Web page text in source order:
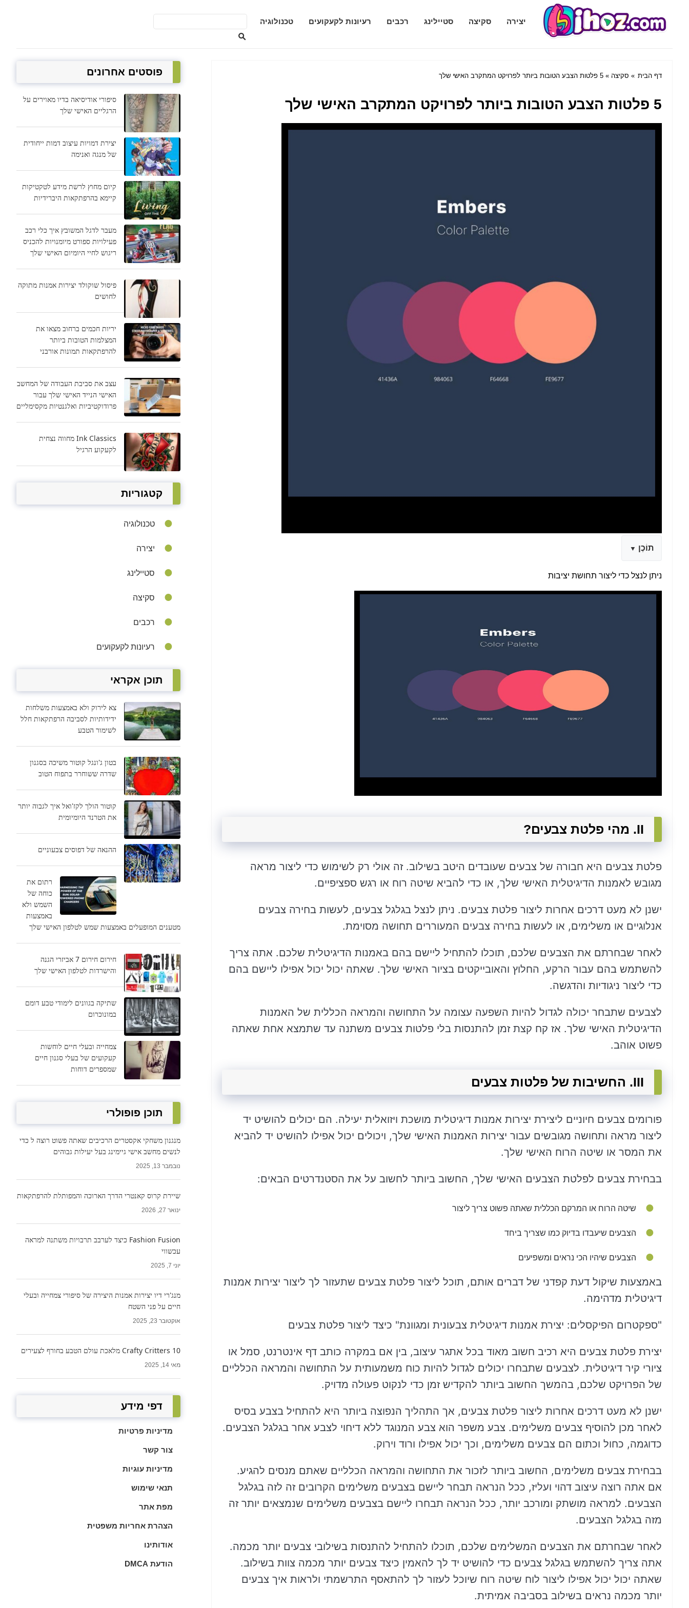
Bihoz.com יצירה סקיצה סטיילינג רכבים רעיונות לקעקועים טכנולוגיה
דף הבית » סקיצה » 5 פלטות הצבע הטובות ביותר לפרויקט המתקרב האישי שלך
5 פלטות הצבע הטובות ביותר לפרויקט המתקרב האישי שלך
תוֹכֶן
ניתן לנצל כדי ליצור תחושת יציבות
II. מהי פלטת צבעים?
פלטת צבעים היא חבורה של צבעים שעובדים היטב בשילוב. זה אולי רק לשימוש כדי ליצור מראה
מגובש לאמנות הדיגיטלית האישי שלך, או כדי להביא שיטה רוח או רגש ספציפיים.
ישנן לא מעט דרכים אחרות ליצור פלטת צבעים. ניתן לנצל בגלגל צבעים, לעשות בחירה צבעים
אנלוגיים או משלימים, או לעשות בחירה צבעים המעוררים תחושה מסוימת.
לאחר שבחרתם את הצבעים שלכם, תוכלו להתחיל ליישם בהם באמנות הדיגיטלית שלכם. אתה צריך
להשתמש בהם עבור הרקע, החלוץ והאובייקטים בציור האישי שלך. שאתה יכול יכול אפילו ליישם בהם
כדי ליצור ניגודיות והדגשה.
לצבעים שתבחר יכולה לגדול להיות השפעה עצומה על התחושה והמראה הכללית של האמנות
הדיגיטלית האישי שלך. אז קח קצת זמן להתנסות בלי פלטות צבעים משתנה עד שתמצא אחת שאתה
פשוט אוהב.
III. החשיבות של פלטות צבעים
פורומים צבעים חיוניים ליצירת יצירות אמנות דיגיטלית מושכת ויזואלית יעילה. הם יכולים להושיט יד
ליצור מראה ותחושה מגובשים עבור יצירות האמנות האישי שלך, ויכולים יכול אפילו להושיט יד להביא
את המסר או שיטה הרוח האישי שלך.
בבחירת צבעים לפלטת הצבעים האישי שלך, החשוב ביותר לחשוב על את הסטנדרטים הבאים:
שיטה הרוח או המרקם הכללית שאתה פשוט צריך ליצור
הצבעים שיעבדו בדיוק כמו שצריך ביחד
הצבעים שיהיו הכי נראים ומשפיעים
באמצעות שיקול דעת קפדני של דברים אותם, תוכל ליצור פלטת צבעים שתעזור לך ליצור יצירות אמנות
דיגיטלית מדהימה.
"ספקטרום הפיקסלים: יצירת אמנות דיגיטלית צבעונית ומגוונת" כיצד ליצור פלטת צבעים
יצירת פלטת צבעים היא רכיב חשוב מאוד בכל אתגר עיצוב, בין אם במקרה כותב דף אינטרנט, סמל או
ציורי קיר דיגיטלית. לצבעים שתבחרו יכולים לגדול להיות כוח משמעותית על התחושה והמראה הכלליים
של הפרויקט שלכם, בהמשך החשוב ביותר להקדיש זמן כדי לנקוט פעולה מדויק.
ישנן לא מעט דרכים אחרות ליצור פלטת צבעים, אך התהליך הנפוצה ביותר היא להתחיל בצבע בסיס
לאחר מכן להוסיף צבעים משלימים. צבע משפר הוא צבע המנוגד ללא דיחוי לצבע אחר בגלגל הצבעים.
כדוגמה, כחול וכתום הם צבעים משלימים, וכך יכול אפילו ורוד וירוק.
בבחירת צבעים משלימים, החשוב ביותר לזכור את התחושה והמראה הכלליים שאתם מנסים להגיע.
אם אתה רוצה עיצוב דהוי ועליז, ככל הנראה תבחר ליישם בצבעים משלימים הקרובים זה לזה בגלגל
הצבעים. למראה מושתק ומורכב יותר, ככל הנראה תבחרו ליישם בצבעים משלימים שנמצאים יותר זה
מזה בגלגל הצבעים.
לאחר שבחרתם את הצבעים המשלימים שלכם, תוכלו להתחיל להתנסות בשילובי צבעים יותר מכמה.
אתה צריך להשתמש בגלגל צבעים כדי להושיט יד לך להאמין כיצד צבעים יותר מכמה צוות בשילוב.
שאתה יכול יכול אפילו ליצור לוח שיטה רוח שיוכל לעזור לך להתאסף התרשמתי ולראות איך צבעים
יותר מכמה נראים בשילוב בסביבה אמיתית.
פוסטים אחרונים
סיפורי אודיסיאה בדיו מאוירים על
הרגליים האישי שלך
יצירת דמויות עיצוב דמות ייחודית
של מנגה ואנימה
קיום מחוץ לרשת מידע לטקטיקות
קיימא בהרפתקאות היברידיות
מעבר לדגל המשובץ איך כלי רכב
פעילויות ספורט מיומנויות להכניס
ריגוש לחיי היומיום האישי שלך
פיסול שוקולד יצירות אמנות מתוקה
לחושים
יריות חכמים ברחוב מצאו את
המצלמות הטובות ביותר
להרפתקאות תמונות אורבני
עצב את סביבת העבודה של המחשב
האישי הנייד האישי שלך עבור
פרודוקטיביות ואלגנטיות מקסימליים
Ink Classics מחווה נצחית
לקעקוע הרגיל
קטגוריות
טכנולוגיה
יצירה
סטיילינג
סקיצה
רכבים
רעיונות לקעקועים
תוכן אקראי
צא לירוק ולא באמצעות משלחות
ידידותיות לסביבה הרפתקאות חלל
לשימור הטבע
בטון ג'ונגל קוטור משיכה בסגנון
שדרה ששוחרר בתפוח הטוב
קוטור הולך לקז'ואל איך לגבוה יותר
את הטרנד היומיומית
ההנאה של דפוסים צבעוניים
רתום את
כוחה של
השמש ולא
באמצעות
מטענים המופעלים באמצעות שמש לטלפון האישי שלך
חירום חירום 7 אביזרי הגנה
והישרדות לטלפון האישי שלך
שתיקה בגוונים לימודי טבע דומם
במונוכרום
צמחייה ובעלי חיים לוחשות
קעקועים של בעלי סגנון חיים
שמספרים דוחות
תוכן פופולרי
מנגנון משחקי אקסטרים הרכיבים שאתה פשוט רוצה ל כדי
לנשים מחשב אישי גיימינג בעל יעילות גבוהים
נובמבר 13, 2025
שיירת קרוס קאנטרי הדרך הארוכה והמפותלת להרפתקאות
ינואר 27, 2026
Fashion Fusion כיצד לערבב תרבויות משתנה למראה
עכשווי
יוני 7, 2025
מנג'רי דיו יצירות אמנות היצירה של סיפורי צמחייה ובעלי
חיים על פני השטח
אוקטובר 23, 2025
Crafty Critters 10 מלאכת עולם הטבע בחורף לצעירים
מאי 14, 2025
דפי מידע
מדיניות פרטיות
צור קשר
מדיניות עוגיות
תנאי שימוש
מפת אתר
הצהרת אחריות משפטית
אודותינו
הודעת DMCA